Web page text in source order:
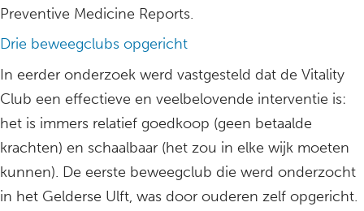
Preventive Medicine Reports.
Drie beweegclubs opgericht
In eerder onderzoek werd vastgesteld dat de Vitality
Club een effectieve en veelbelovende interventie is:
het is immers relatief goedkoop (geen betaalde
krachten) en schaalbaar (het zou in elke wijk moeten
kunnen). De eerste beweegclub die werd onderzocht
in het Gelderse Ulft, was door ouderen zelf opgericht.